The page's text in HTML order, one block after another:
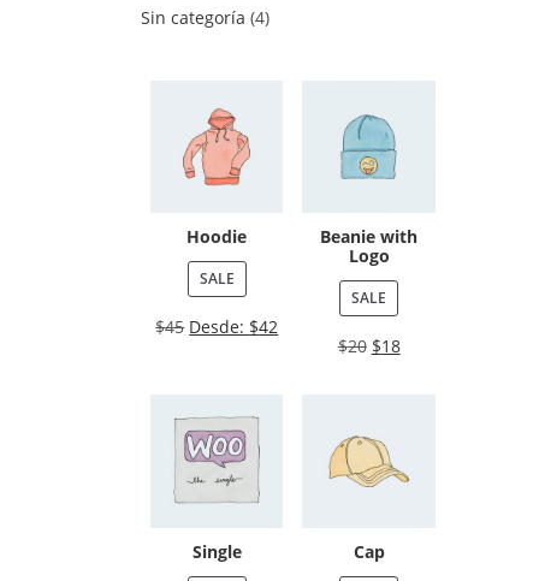
Sin categoría 4
Hoodie
SALE
$45 Desde: $42
Beanie with
Logo
SALE
$20 $18
Single Cap